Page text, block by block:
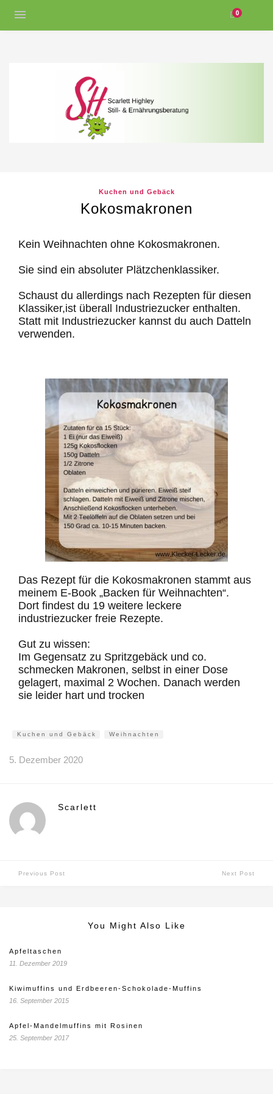
0
Kuchen und Gebäck
Kokosmakronen
Kein Weihnachten ohne Kokosmakronen.
Sie sind ein absoluter Plätzchenklassiker.
Schaust du allerdings nach Rezepten für diesen
Klassiker,ist überall Industriezucker enthalten.
Statt mit Industriezucker kannst du auch Datteln
verwenden.
Das Rezept für die Kokosmakronen stammt aus
meinem E-Book „Backen für Weihnachten“.
Dort findest du 19 weitere leckere
industriezucker freie Rezepte.
Gut zu wissen:
Im Gegensatz zu Spritzgebäck und co.
schmecken Makronen, selbst in einer Dose
gelagert, maximal 2 Wochen. Danach werden
sie leider hart und trocken
Kuchen und Gebäck Weihnachten
5. Dezember 2020
Scarlett
Previous Post Next Post
You Might Also Like
Apfeltaschen
11. Dezember 2019
Kiwimuffins und Erdbeeren-Schokolade-Muffins
16. September 2015
Apfel-Mandelmuffins mit Rosinen
25. September 2017